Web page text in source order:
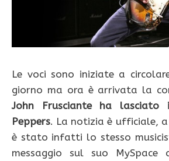
Le voci sono iniziate a
giorno ma ora è arrivata la
John Frusciante ha
Peppers. La notizia è ufficiale, a
è stato infatti lo stesso
messaggio sul suo